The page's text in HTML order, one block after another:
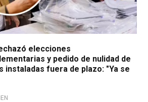
elecciones
y pedido de nulidad de
instaladas fuera de plazo: "Ya se